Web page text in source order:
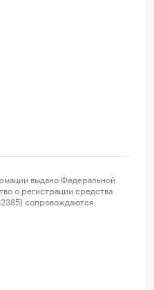
выдано Федеральной
о регистрации средства
сопровождаются